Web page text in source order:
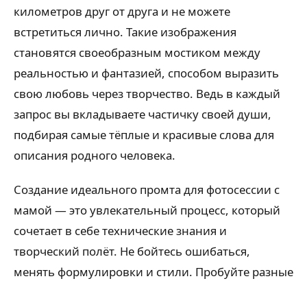
километров друг от друга и не можете
встретиться лично. Такие изображения
становятся своеобразным мостиком между
реальностью и фантазией, способом выразить
свою любовь через творчество. Ведь в каждый
запрос вы вкладываете частичку своей души,
подбирая самые тёплые и красивые слова для
описания родного человека.
Создание идеального промта для фотосессии с
мамой — это увлекательный процесс, который
сочетает в себе технические знания и
творческий полёт. Не бойтесь ошибаться,
менять формулировки и стили. Пробуйте разные